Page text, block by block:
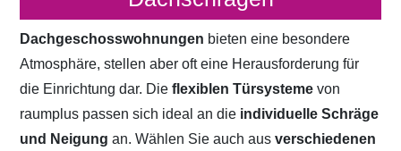
Dachgeschosswohnungen bieten eine besondere
Atmosphäre, stellen aber oft eine Herausforderung für
die Einrichtung dar. Dieflexiblen Türsystemevon
raumplus passen sich ideal an die individuelle Schräge
und Neigung an. Wählen Sie auch ausverschiedenen